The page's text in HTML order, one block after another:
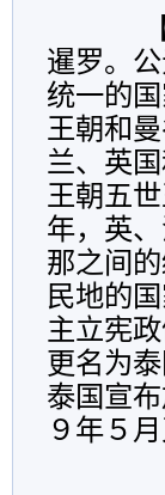
【
暹罗。
统一的
王朝和
兰、英
王朝五
年，英
那之间
民地的
主立宪
更名为
泰国宣
９年５